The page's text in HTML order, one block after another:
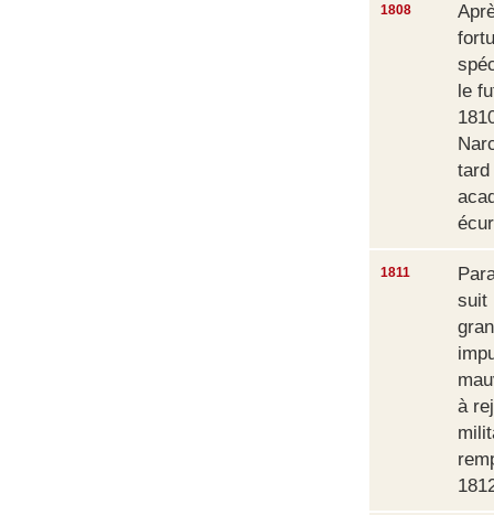
1808
le
tard
1811
suit
à